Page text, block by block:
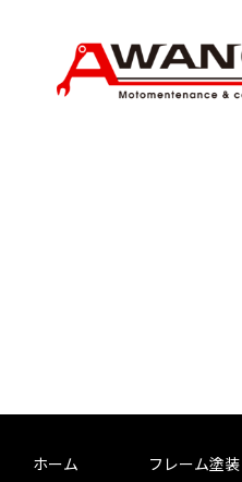
ホーム
フレーム塗装